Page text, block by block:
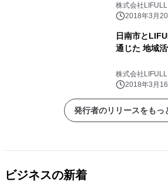
株式会社LIFULL
2018年3月
日南市と
通じた 地域
株式会社LIFULL
2018年3月
発行者のリリースをもっ
ビジネスの新着